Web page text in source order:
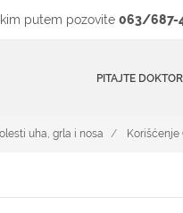
putem pozovite 063/687-
PITAJTE
uha, grla i nosa Korišćenje